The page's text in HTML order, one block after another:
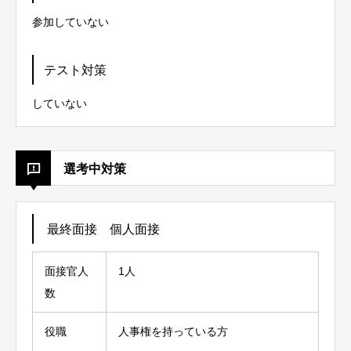
参加していない
テスト対策
していない
選考中対策
最終面接 個人面接
面接官人
数
1人
役職 人事権を持っている方